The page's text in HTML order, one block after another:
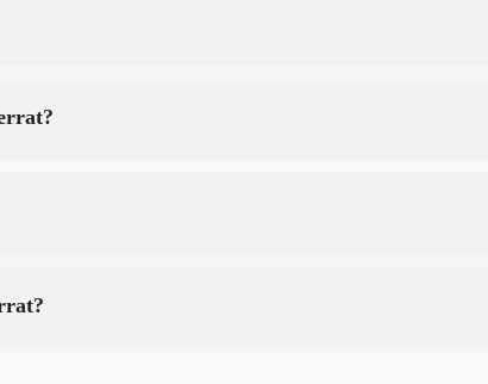
em Mont’Serrat?
Mont’Serrat?